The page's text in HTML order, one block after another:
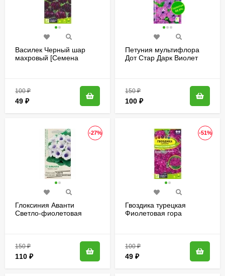
Василек Черный шар
махровый [Семена
100₽
49 ₽
Петуния мультифлора
Дот Стар Дарк Виолет
150₽
100 ₽
-27%
Глоксиния Аванти
Светло-фиолетовая
150₽
110 ₽
-51%
Гвоздика турецкая
Фиолетовая гора
100₽
49 ₽